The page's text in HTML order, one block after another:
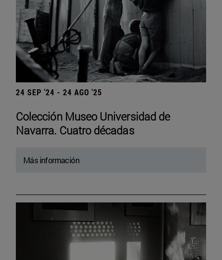
24 SEP '24 - 24 AGO '25
Colección Museo Universidad de
Navarra. Cuatro décadas
Más información